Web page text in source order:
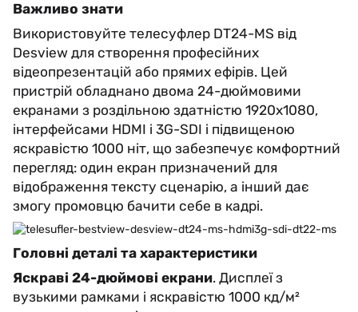
Важливо знати
Використовуйте телесуфлер DT24-MS від
Desview для створення професійних
відеопрезентацій або прямих ефірів. Цей
пристрій обладнано двома 24-дюймовими
екранами з роздільною здатністю 1920x1080,
інтерфейсами HDMI і 3G-SDI і підвищеною
яскравістю 1000 ніт, що забезпечує комфортний
перегляд: один екран призначений для
відображення тексту сценарію, а інший дає
змогу промовцю бачити себе в кадрі.
Головні деталі та характеристики
Яскраві 24-дюймові екрани. Дисплеї з
вузькими рамками і яскравістю 1000 кд/м²